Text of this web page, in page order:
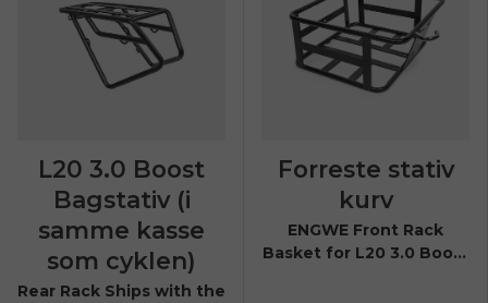
L20 3.0 Boost
Bagstativ (i
samme kasse
som cyklen)
Rear Rack Ships with the
Forreste stativ
kurv
ENGWE Front Rack
Basket for L20 3.0 Boost